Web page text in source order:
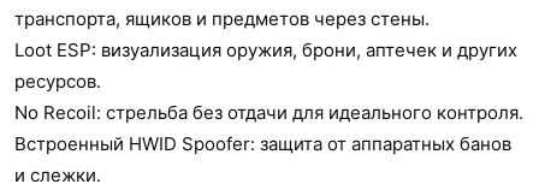
транспорта, ящиков и предметов через стены.
Loot ESP: визуализация оружия, брони, аптечек и других
ресурсов.
No Recoil: стрельба без отдачи для идеального контроля.
Встроенный HWID Spoofer: защита от аппаратных банов
и слежки.